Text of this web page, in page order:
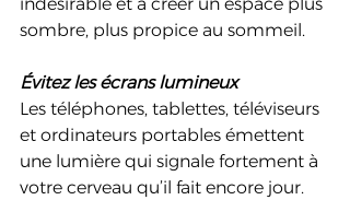
indésirable et à créer un espace plus
sombre, plus propice au sommeil.
Évitez les écrans lumineux
Les téléphones, tablettes, téléviseurs
et ordinateurs portables émettent
une lumière qui signale fortement à
votre cerveau qu’il fait encore jour.